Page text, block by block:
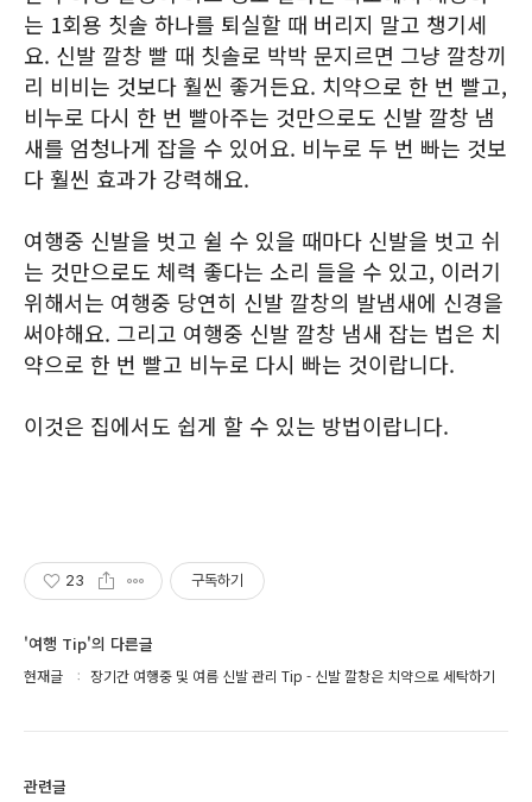
는 1회용 칫솔 하나를 퇴실할 때 버리지 말고 챙기세
요. 신발 깔창 빨 때 칫솔로 박박 문지르면 그냥 깔창끼
리 비비는 것보다 훨씬 좋거든요. 치약으로 한 번 빨고,
비누로 다시 한 번 빨아주는 것만으로도 신발 깔창 냄
새를 엄청나게 잡을 수 있어요. 비누로 두 번 빠는 것보
다 훨씬 효과가 강력해요.
여행중 신발을 벗고 쉴 수 있을 때마다 신발을 벗고 쉬
는 것만으로도 체력 좋다는 소리 들을 수 있고, 이러기
위해서는 여행중 당연히 신발 깔창의 발냄새에 신경을
써야해요. 그리고 여행중 신발 깔창 냄새 잡는 법은 치
약으로 한 번 빨고 비누로 다시 빠는 것이랍니다.
이것은 집에서도 쉽게 할 수 있는 방법이랍니다.
23 구독하기
'여행 Tip'의 다른글
현재글 장기간 여행중 및 여름 신발 관리 Tip - 신발 깔창은 치약으로 세탁하기
관련글